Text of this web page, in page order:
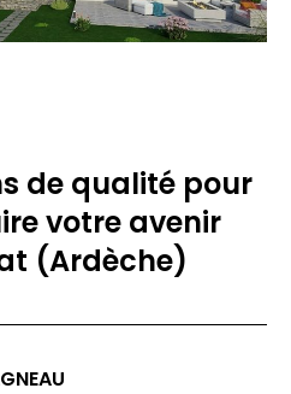
de qualité pour
votre avenir
(Ardèche)